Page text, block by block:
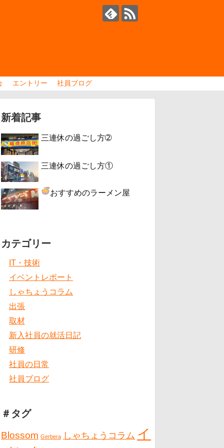
エントリー 社員ブログ
新着記事
三連休の過ごし方➁
三連休の過ごし方①
おすすめのラーメン屋
カテゴリー
IT・技術
イベントレポート
しゃちょうコラム
出張
取材
新入社員の就活日記
研修
社員の日常
社員ブログ
＃タグ
Blossom Gerbera しゃちょうコラム イ